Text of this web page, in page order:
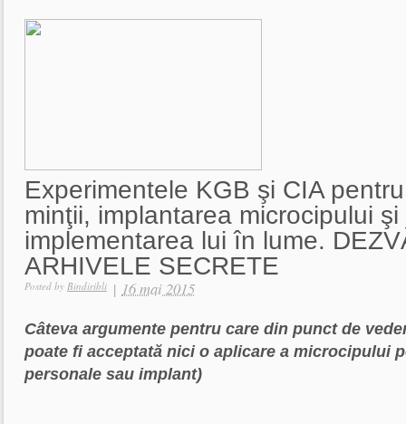
Experimentele KGB şi CIA
minţii, implantarea microcipului şi
implementarea lui în lume.
ARHIVELE SECRETE
Posted by Bindiribli | 16 mai 2015
Câteva argumente pentru care din punct de
poate fi acceptată nici o aplicare a microcipului
personale sau implant)